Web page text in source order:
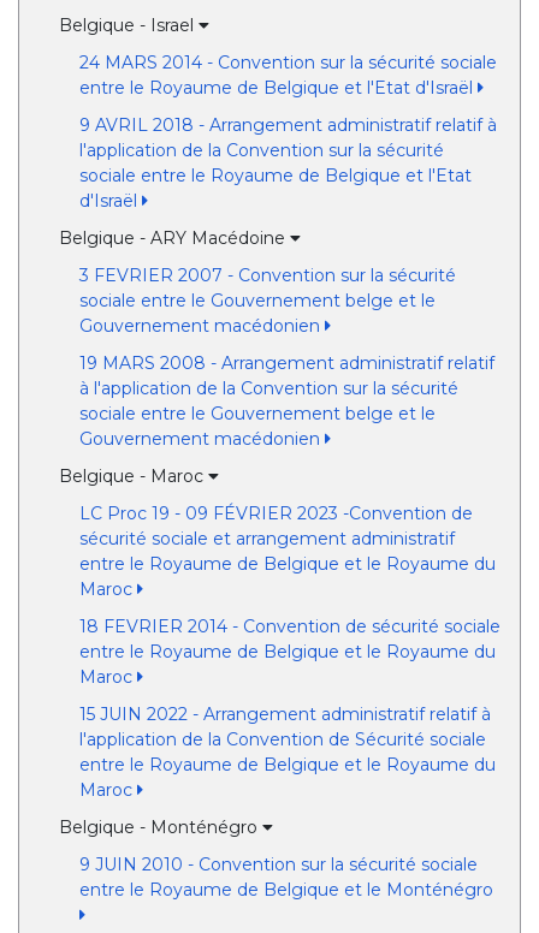
Belgique - Israel
24 MARS 2014 - Convention sur la sécurité sociale
entre le Royaume de Belgique et l'Etat d'Israël
9 AVRIL 2018 - Arrangement administratif relatif à
l'application de la Convention sur la sécurité
sociale entre le Royaume de Belgique et l'Etat
d'Israël
Belgique - ARY Macédoine
3 FEVRIER 2007 - Convention sur la sécurité
sociale entre le Gouvernement belge et le
Gouvernement macédonien
19 MARS 2008 - Arrangement administratif relatif
à l'application de la Convention sur la sécurité
sociale entre le Gouvernement belge et le
Gouvernement macédonien
Belgique - Maroc
LC Proc 19 - 09 FÉVRIER 2023 -Convention de
sécurité sociale et arrangement administratif
entre le Royaume de Belgique et le Royaume du
Maroc
18 FEVRIER 2014 - Convention de sécurité sociale
entre le Royaume de Belgique et le Royaume du
Maroc
15 JUIN 2022 - Arrangement administratif relatif à
l'application de la Convention de Sécurité sociale
entre le Royaume de Belgique et le Royaume du
Maroc
Belgique - Monténégro
9 JUIN 2010 - Convention sur la sécurité sociale
entre le Royaume de Belgique et le Monténégro